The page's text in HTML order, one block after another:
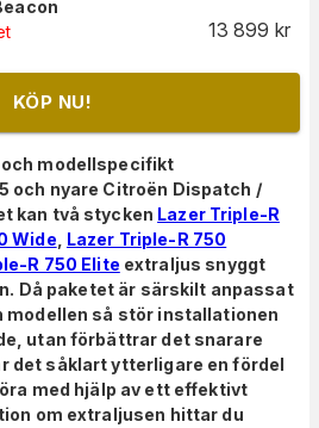
13 899 kr
KÖP NU!
modellspecifikt
och nyare Citroën Dispatch /
kan två stycken Lazer Triple-R
Wide Lazer Triple-R 750
R 750 Elite extraljus snyggt
Då paketet är särskilt anpassat
modellen så stör installationen
utan förbättrar det snarare
det såklart ytterligare en fördel
med hjälp av ett effektivt
om extraljusen hittar du